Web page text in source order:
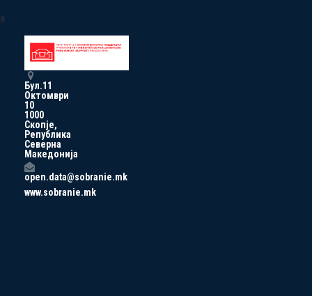
a
Бул.11
Октомври
10
1000
Скопје,
Република
Северна
Македонија
open.data@sobranie.mk
www.sobranie.mk